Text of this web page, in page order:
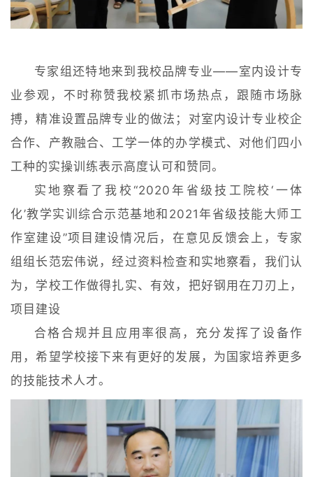
专家组还特地来到我校品牌专业——室内设计专
业参观，不时称赞我校紧抓市场热点，跟随市场脉
搏，精准设置品牌专业的做法；对室内设计专业校企
合作、产教融合、工学一体的办学模式、对他们四小
工种的实操训练表示高度认可和赞同。
实地察看了我校“2020年省级技工院校‘一体
化’教学实训综合示范基地和2021年省级技能大师工
作室建设”项目建设情况后，在意见反馈会上，专家
组组长范宏伟说，经过资料检查和实地察看，我们认
为，学校工作做得扎实、有效，把好钢用在刀刃上，
项目建设
合格合规并且应用率很高，充分发挥了设备作
用，希望学校接下来有更好的发展，为国家培养更多
的技能技术人才。